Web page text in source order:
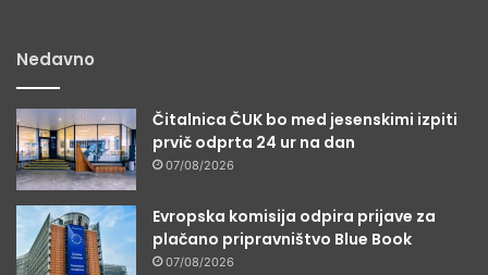
Nedavno
Čitalnica ČUK bo med jesenskimi izpiti
prvič odprta 24 ur na dan
07/08/2026
Evropska komisija odpira prijave za
plačano pripravništvo Blue Book
07/08/2026